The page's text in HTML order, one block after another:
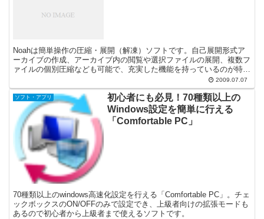
Noahは簡単操作の圧縮・展開（解凍）ソフトです。自己展開形式ア
ーカイブの作成、アーカイブ内の閲覧や選択ファイルの展開、複数フ
ァイルの個別圧縮なども可能で、充実した機能を持っているのが特徴
2009.07.07
ソフト・アプリ
初心者にも必見！70種類以上の
Windows設定を簡単に行える
「Comfortable PC」
70種類以上のwindows高速化設定を行える「Comfortable PC」。チェ
ックボックスのON/OFFのみで設定でき、上級者向けの拡張モードも
あるので初心者から上級者まで使えるソフトです。